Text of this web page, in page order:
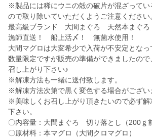
※製品には稀にウニの殻の破片が混ざってい
ので取り除いていただくようご注意ください
最高級ブランド 大間まぐろ 天然本まぐろ
漁師直送！ 船上活〆！ 無菌水使用！
大間マグロは大変希少で入荷が不安定となっ
数量限定ですが販売の準備ができましたの
召し上がり下さい♪
※解凍方法も一緒に送付致します。
※解凍方法次第で黒く変色する場合がござい
※美味しくお召し上がり頂きたいので必ず解
下さい。
〇内容量：大間まぐろ 切り落とし（200ｇ
〇原材料：本マグロ（大間クロマグロ）